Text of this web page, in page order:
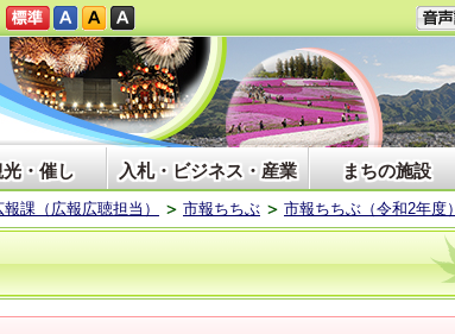
光・催し 入札・ビジネス・産業 まちの施設
課（広報広聴担当） 市報ちちぶ 市報ちちぶ（令和2年度）